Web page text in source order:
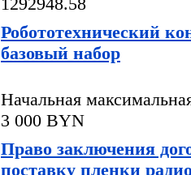
Робототехнический
базовый набор
Начальная
3 000 BYN
Право заключения
поставку пленки